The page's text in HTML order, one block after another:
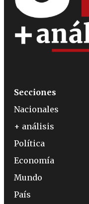
Secciones
Nacionales
+ análisis
Política
Economía
Mundo
País